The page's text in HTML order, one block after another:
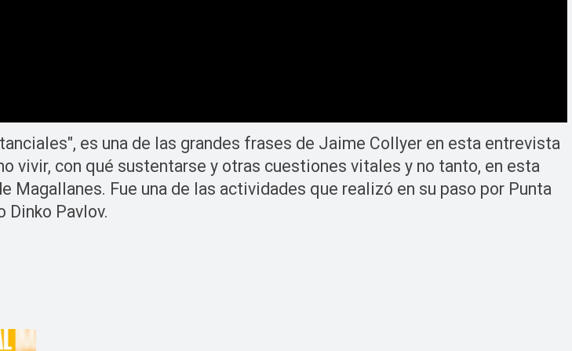
es una de las grandes frases de Jaime Collyer en esta entrevista
vivir, con qué sustentarse y otras cuestiones vitales y no tanto, en esta
Fue una de las actividades que realizó en su paso por Punta
Dinko Pavlov.